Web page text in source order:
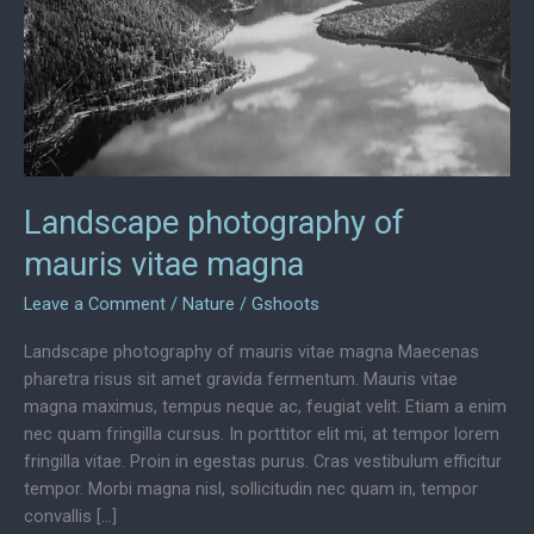
Landscape photography of
mauris vitae magna
Leave a Comment / Nature / Gshoots
Landscape photography of mauris vitae magna Maecenas
pharetra risus sit amet gravida fermentum. Mauris vitae
magna maximus, tempus neque ac, feugiat velit. Etiam a enim
nec quam fringilla cursus. In porttitor elit mi, at tempor lorem
fringilla vitae. Proin in egestas purus. Cras vestibulum efficitur
tempor. Morbi magna nisl, sollicitudin nec quam in, tempor
convallis […]